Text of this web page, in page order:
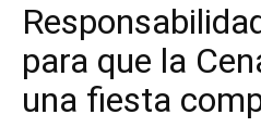
para que la
una fiesta